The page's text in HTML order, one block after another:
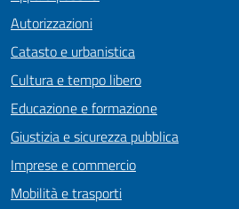
Autorizzazioni
Catasto e urbanistica
Cultura e tempo libero
Educazione e formazione
Giustizia e sicurezza pubblica
Imprese e commercio
Mobilità e trasporti